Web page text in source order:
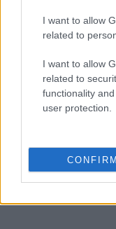
I want to allow
related to
I want to allow
related to
functionality
user protection.
CONFIRM
EMILY